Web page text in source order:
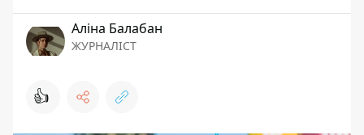
Аліна Балабан
ЖУРНАЛІСТ
👍